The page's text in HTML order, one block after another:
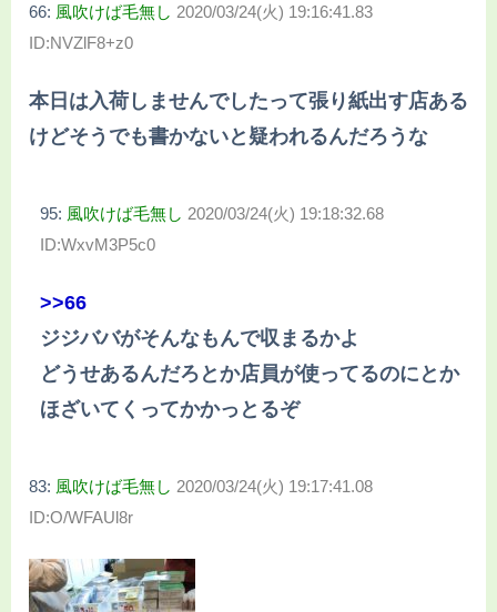
66: 風吹けば毛無し 2020/03/24(火) 19:16:41.83
ID:NVZlF8+z0
本日は入荷しませんでしたって張り紙出す店ある
けどそうでも書かないと疑われるんだろうな
95: 風吹けば毛無し 2020/03/24(火) 19:18:32.68
ID:WxvM3P5c0
>>66
ジジババがそんなもんで収まるかよ
どうせあるんだろとか店員が使ってるのにとか
ほざいてくってかかっとるぞ
83: 風吹けば毛無し 2020/03/24(火) 19:17:41.08
ID:O/WFAUl8r